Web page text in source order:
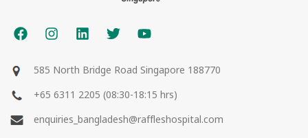
585 North Bridge Road Singapore 188770
+65 6311 2205 (08:30-18:15 hrs)
enquiries_bangladesh@raffleshospital.com